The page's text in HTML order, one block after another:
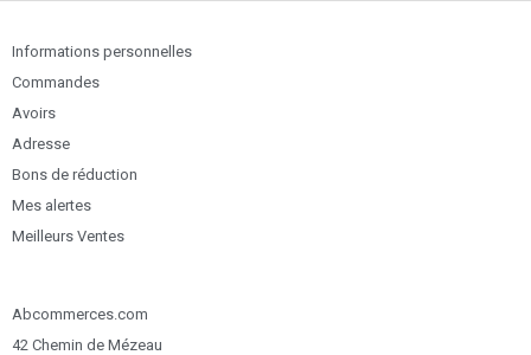
Informations personnelles
Commandes
Avoirs
Adresse
Bons de réduction
Mes alertes
Meilleurs Ventes
Abcommerces.com
42 Chemin de Mézeau